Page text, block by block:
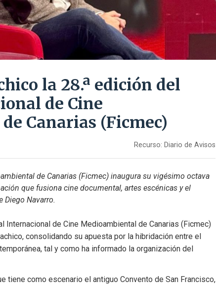
la 28.ª edición del
de Cine
Canarias (Ficmec)
Recurso: Diario de Avisos
de Canarias (Ficmec) inaugura su vigésimo octava
que fusiona cine documental, artes escénicas y el
Diego Navarro.
de Cine Medioambiental de Canarias (Ficmec)
consolidando su apuesta por la hibridación entre el
tal y como ha informado la organización del
tiene como escenario el antiguo Convento de San Francisco,